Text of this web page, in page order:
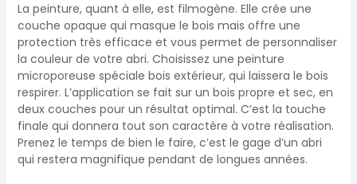
La peinture, quant à elle, est filmogène. Elle crée une
couche opaque qui masque le bois mais offre une
protection très efficace et vous permet de personnaliser
la couleur de votre abri. Choisissez une peinture
microporeuse spéciale bois extérieur, qui laissera le bois
respirer. L’application se fait sur un bois propre et sec, en
deux couches pour un résultat optimal. C’est la touche
finale qui donnera tout son caractère à votre réalisation.
Prenez le temps de bien le faire, c’est le gage d’un abri
qui restera magnifique pendant de longues années.